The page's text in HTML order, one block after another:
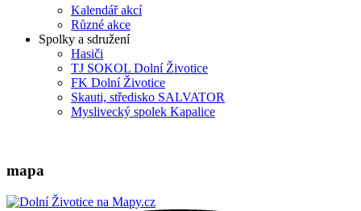
Kalendář akcí
Různé akce
Spolky a sdružení
Hasiči
TJ SOKOL Dolní Životice
FK Dolní Životice
Skauti, středisko SALVATOR
Myslivecký spolek Kapalice
mapa